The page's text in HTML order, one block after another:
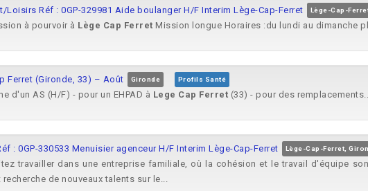
Réf : 0GP-329981 Aide boulanger H/F Interim Lège-Cap-Ferret Lège-Cap-
à pourvoir à Lège Cap Ferret Mission longue Horaires :du lundi au dimanche
Ferret (Gironde, 33) – Août Gironde Profils Santé
d'un AS (H/F) - pour un EHPAD à Lege Cap Ferret (33) - pour des
: 0GP-330533 Menuisier agenceur H/F Interim Lège-Cap-Ferret Lège-Cap-Ferret,
travailler dans une entreprise familiale, où la cohésion et le travail d'équipe
de nouveaux talents sur le...